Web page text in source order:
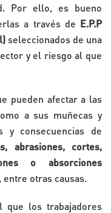
Por ello, es bueno
a través de E.P.P
seleccionados de una
y el riesgo al que
pueden afectar a las
a sus muñecas y
y consecuencias de
abrasiones, cortes,
o absorciones
, entre otras causas.
que los trabajadores